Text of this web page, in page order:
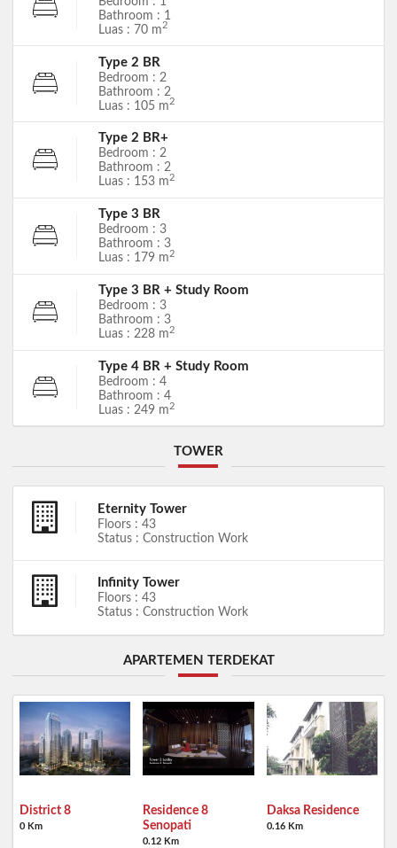
Bathroom : 1
Luas : 70 m2
Type 2 BR
Bedroom : 2
Bathroom : 2
Luas : 105 m2
Type 2 BR+
Bedroom : 2
Bathroom : 2
Luas : 153 m2
Type 3 BR
Bedroom : 3
Bathroom : 3
Luas : 179 m 2
Type 3 BR + Study Room
Bedroom : 3
Bathroom : 3
Luas : 228 m 2
Type 4 BR + Study Room
Bedroom : 4
Bathroom : 4
Luas : 249 m 2
TOWER
Eternity Tower
Floors : 43
Status : Construction Work
Infinity Tower
Floors : 43
Status : Construction Work
APARTEMEN TERDEKAT
District 8
0 Km
Residence 8
Senopati
0.12 Km
Daksa Residence
0.16 Km